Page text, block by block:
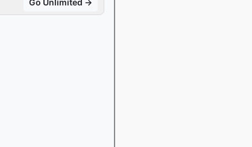
Go Unlimited →